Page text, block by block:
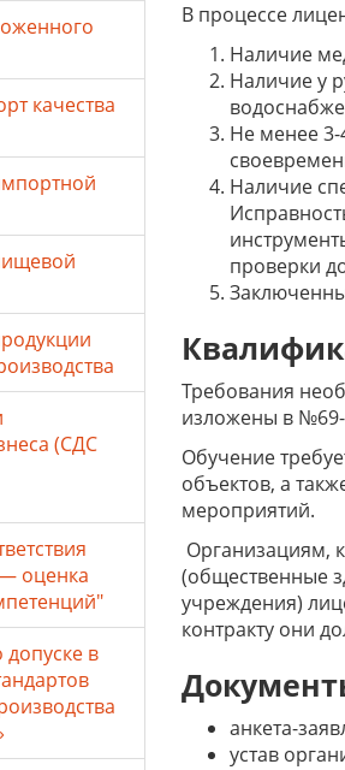
В процессе
Наличие
Наличие у
Не менее
Наличие
проверки
Требования
изложены в №69-
Обучение
объектов, а
мероприятий.
Организациям,
(общественные
учреждения)
контракту они
анкета-
устав
качества
(СДС
оценка
допуске в